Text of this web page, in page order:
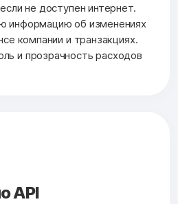
не доступен интернет.
информацию об изменениях
компании и транзакциях.
и прозрачность расходов
API